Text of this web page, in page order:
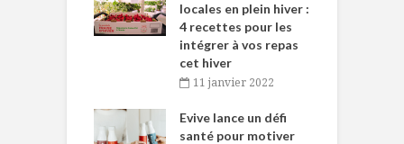
locales en plein hiver :
4 recettes pour les
intégrer à vos repas
cet hiver
11 janvier 2022
Evive lance un défi
santé pour motiver